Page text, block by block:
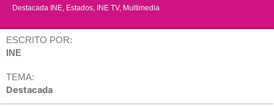
Destacada INE Estados INE TV, Multimedia
ESCRITO POR:
INE
TEMA:
Destacada